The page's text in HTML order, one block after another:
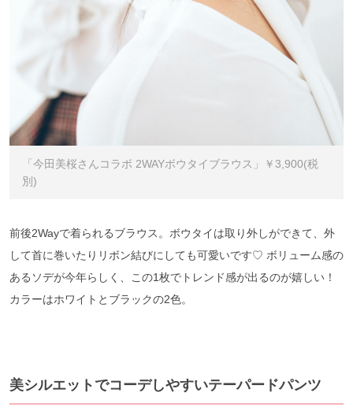
「今田美桜さんコラボ 2WAYボウタイブラウス」￥3,900(税
別)
前後2Wayで着られるブラウス。ボウタイは取り外しができて、外
して首に巻いたりリボン結びにしても可愛いです♡ ボリューム感の
あるソデが今年らしく、この1枚でトレンド感が出るのが嬉しい！
カラーはホワイトとブラックの2色。
美シルエットでコーデしやすいテーパードパンツ